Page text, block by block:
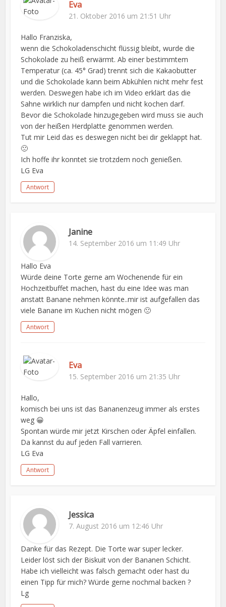
Eva
21. Oktober 2016 um 21:51 Uhr
Hallo Franziska,
wenn die Schokoladenschicht flüssig bleibt, wurde die
Schokolade zu heiß erwärmt. Ab einer bestimmtem
Temperatur (ca. 45° Grad) trennt sich die Kakaobutter
und die Schokolade kann beim Abkühlen nicht mehr fest
werden. Deswegen habe ich im Video erklärt das die
Sahne wirklich nur dampfen und nicht kochen darf.
Bevor die Schokolade hinzugegeben wird muss sie auch
von der heißen Herdplatte genommen werden.
Tut mir Leid das es deswegen nicht bei dir geklappt hat.
🙁
Ich hoffe ihr konntet sie trotzdem noch genießen.
LG Eva
Antwort
Janine
14. September 2016 um 11:49 Uhr
Hallo Eva
Würde deine Torte gerne am Wochenende für ein
Hochzeitbuffet machen, hast du eine Idee was man
anstatt Banane nehmen könnte..mir ist aufgefallen das
viele Banane im Kuchen nicht mögen 🙁
Antwort
Eva
15. September 2016 um 21:35 Uhr
Hallo,
komisch bei uns ist das Bananenzeug immer als erstes
weg 😀
Spontan würde mir jetzt Kirschen oder Äpfel einfallen.
Da kannst du auf jeden Fall varrieren.
LG Eva
Antwort
Jessica
7. August 2016 um 12:46 Uhr
Danke für das Rezept. Die Torte war super lecker.
Leider löst sich der Biskuit von der Bananen Schicht.
Habe ich vielleicht was falsch gemacht oder hast du
einen Tipp für mich? Würde gerne nochmal backen ?
Lg